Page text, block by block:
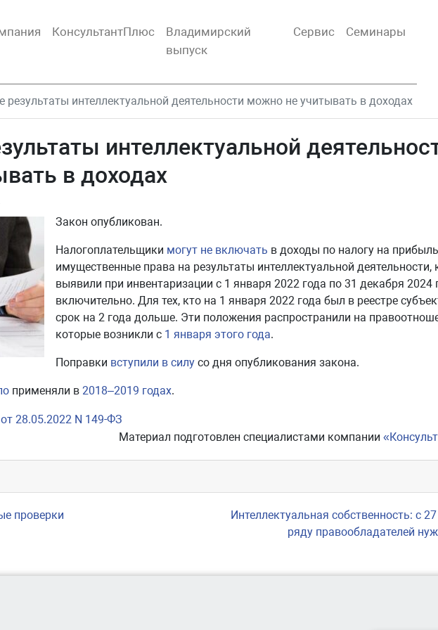
КонсультантПлюс
Владимирский
выпуск
Сервис Семинары
результаты интеллектуальной деятельности можно не учитывать в доходах
интеллектуальной
в доходах
Закон опубликован.
Налогоплательщики могут не включать в доходы по налогу на прибыль
имущественные права на результаты интеллектуальной деятельности,
выявили при инвентаризации с 1 января 2022 года по 31 декабря 2024
включительно. Для тех, кто на 1 января 2022 года был в реестре
срок на 2 года дольше. Эти положения распространили на
которые возникли с 1 января этого года.
Поправки вступили в силу со дня опубликования закона.
применяли в 2018–2019 годах.
28.05.2022 N 149-ФЗ
Материал подготовлен специалистами компании
проверки
Интеллектуальная собственность: с
ряду правообладателей